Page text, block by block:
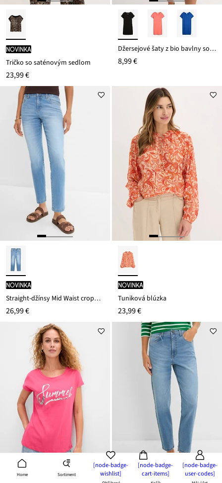
Home Sortiment
[node-badge-
wishlist]
[node-badge-
cart-items]
[node-badge-
user-codes]
novinka
Tričko so saténovým sedlom
23,99 €
Džersejové šaty z bio bavlny so strečom
8,99 €
novinka
Straight-džínsy Mid Waist cropped
26,99 €
novinka
Tuniková blúzka
23,99 €